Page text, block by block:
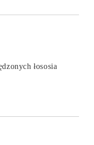
łososia